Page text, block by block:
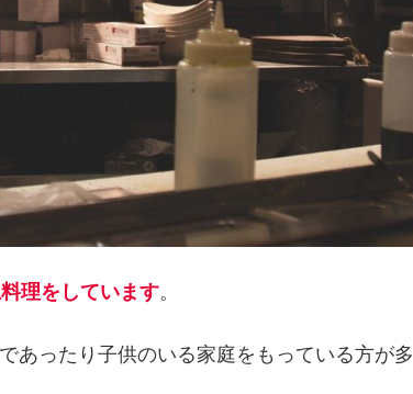
理をしています。
あったり子供のいる家庭をもっている方が多